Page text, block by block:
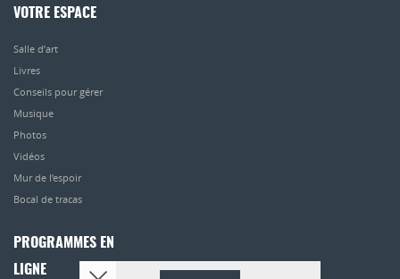
VOTRE ESPACE
Salle d’art
Livres
Conseils pour gérer
Musique
Photos
Vidéos
Mur de l’espoir
Bocal de tracas
PROGRAMMES EN
LIGNE